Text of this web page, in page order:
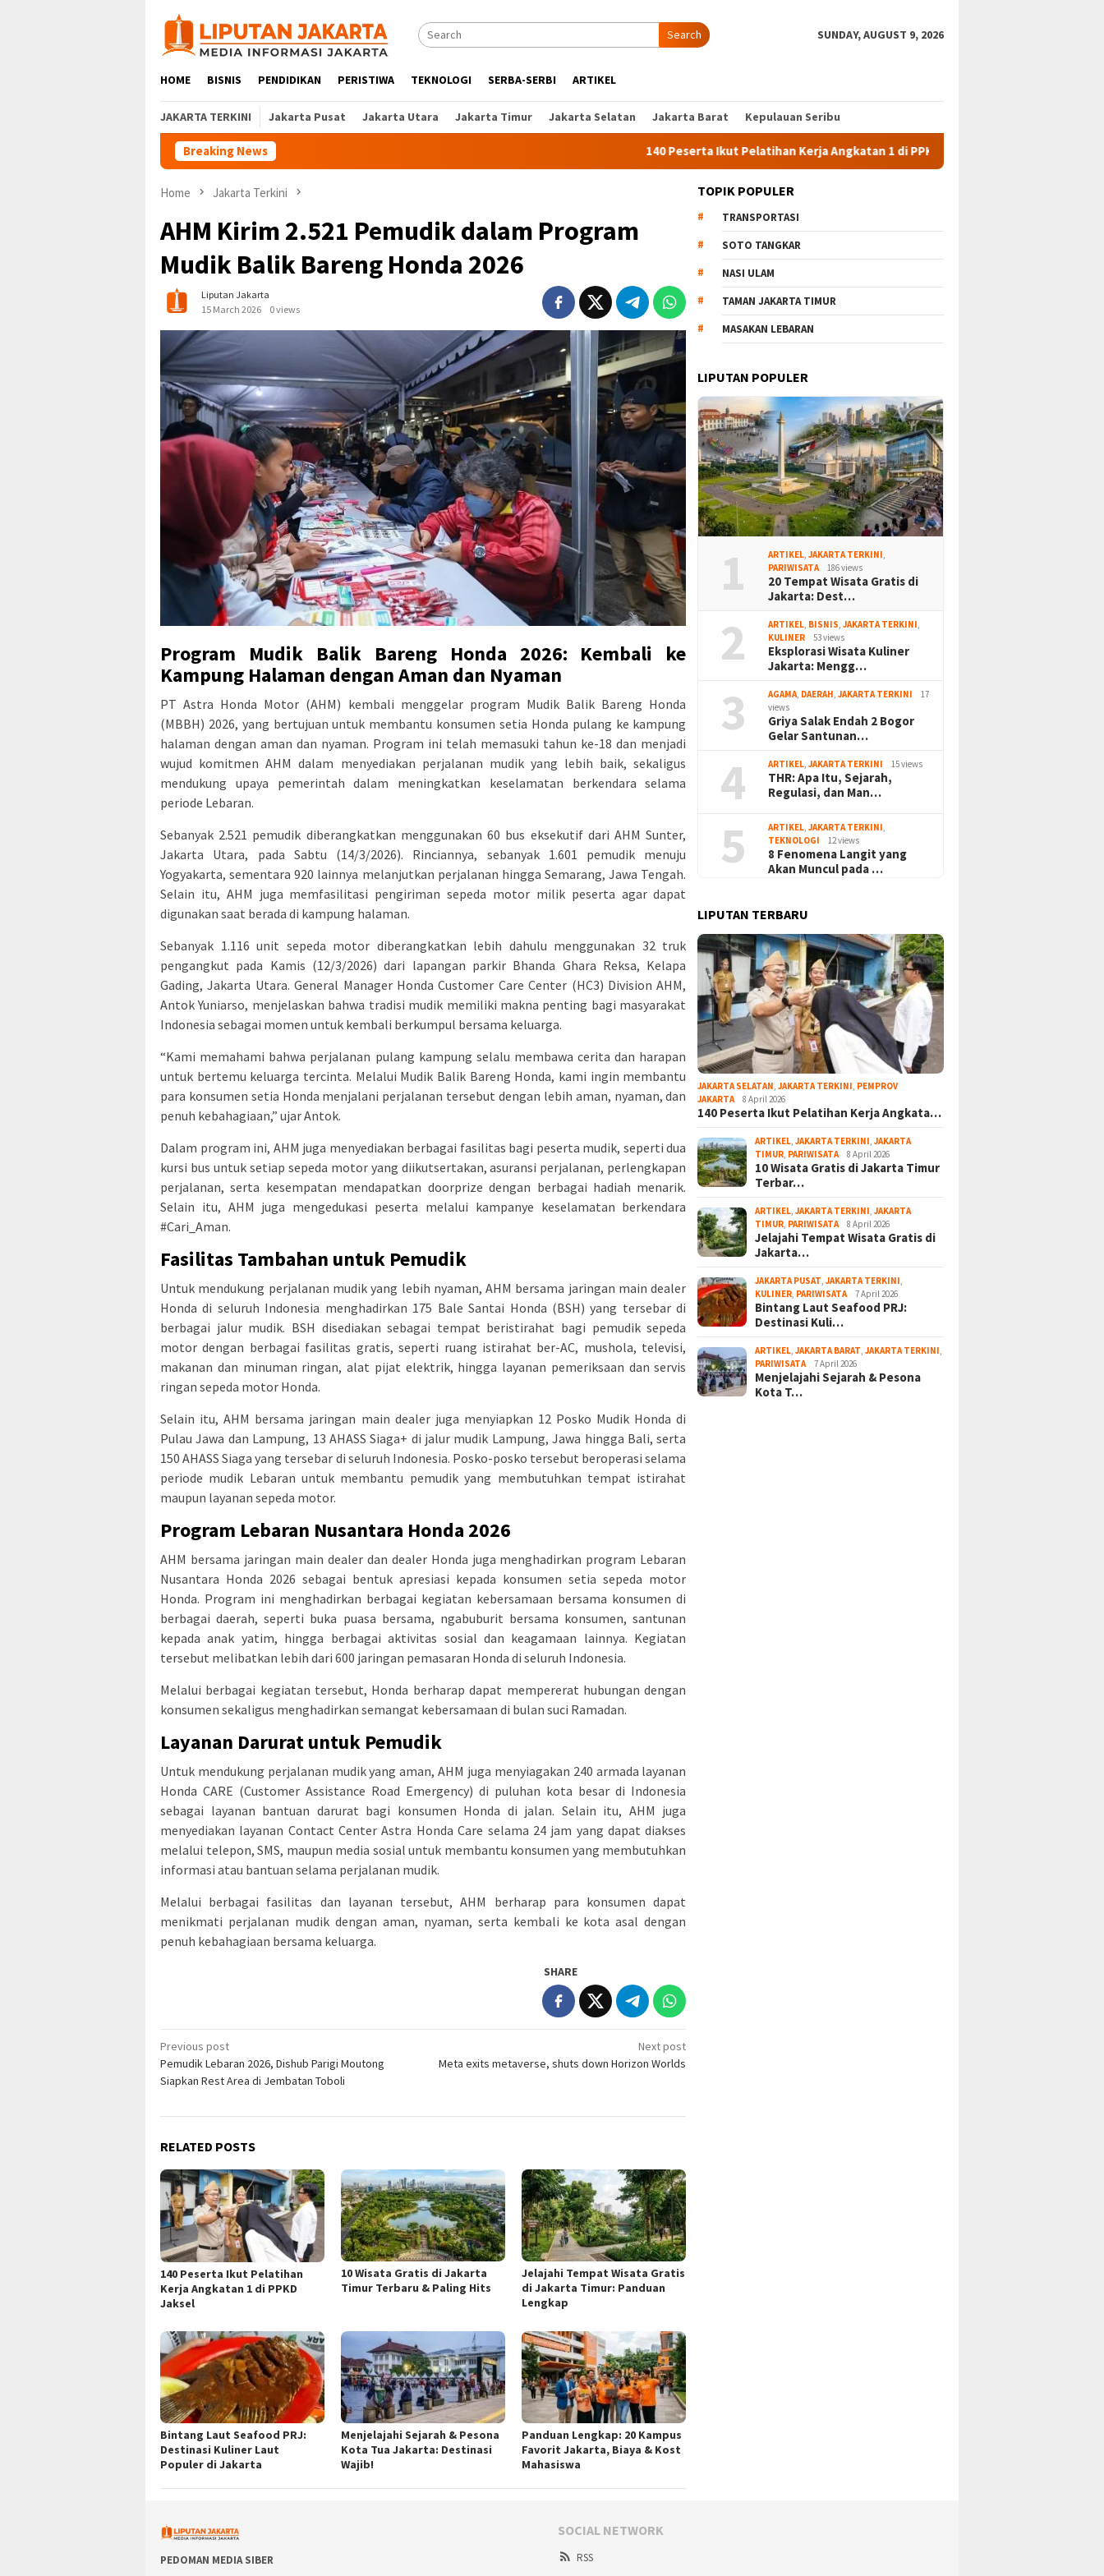
content
Search SUNDAY, AUGUST 9, 2026
HOME BISNIS PENDIDIKAN PERISTIWA TEKNOLOGI SERBA-SERBI ARTIKEL
JAKARTA TERKINI Jakarta Pusat Jakarta Utara Jakarta Timur Jakarta Selatan Jakarta Barat Kepulauan Seribu
Breaking News 140 Peserta Ikut Pelatihan Kerja Angkatan 1 di PPKD Jaksel
Home Jakarta Terkini
AHM Kirim 2.521 Pemudik dalam Program
Mudik Balik Bareng Honda 2026
Liputan Jakarta
15 March 2026
0 views
Program Mudik Balik Bareng Honda 2026: Kembali ke
Kampung Halaman dengan Aman dan Nyaman
PT Astra Honda Motor (AHM) kembali menggelar program Mudik Balik Bareng Honda
(MBBH) 2026, yang bertujuan untuk membantu konsumen setia Honda pulang ke kampung
halaman dengan aman dan nyaman. Program ini telah memasuki tahun ke-18 dan menjadi
wujud komitmen AHM dalam menyediakan perjalanan mudik yang lebih baik, sekaligus
mendukung upaya pemerintah dalam meningkatkan keselamatan berkendara selama
periode Lebaran.
Sebanyak 2.521 pemudik diberangkatkan menggunakan 60 bus eksekutif dari AHM Sunter,
Jakarta Utara, pada Sabtu (14/3/2026). Rinciannya, sebanyak 1.601 pemudik menuju
Yogyakarta, sementara 920 lainnya melanjutkan perjalanan hingga Semarang, Jawa Tengah.
Selain itu, AHM juga memfasilitasi pengiriman sepeda motor milik peserta agar dapat
digunakan saat berada di kampung halaman.
Sebanyak 1.116 unit sepeda motor diberangkatkan lebih dahulu menggunakan 32 truk
pengangkut pada Kamis (12/3/2026) dari lapangan parkir Bhanda Ghara Reksa, Kelapa
Gading, Jakarta Utara. General Manager Honda Customer Care Center (HC3) Division AHM,
Antok Yuniarso, menjelaskan bahwa tradisi mudik memiliki makna penting bagi masyarakat
Indonesia sebagai momen untuk kembali berkumpul bersama keluarga.
“Kami memahami bahwa perjalanan pulang kampung selalu membawa cerita dan harapan
untuk bertemu keluarga tercinta. Melalui Mudik Balik Bareng Honda, kami ingin membantu
para konsumen setia Honda menjalani perjalanan tersebut dengan lebih aman, nyaman, dan
penuh kebahagiaan,” ujar Antok.
Dalam program ini, AHM juga menyediakan berbagai fasilitas bagi peserta mudik, seperti dua
kursi bus untuk setiap sepeda motor yang diikutsertakan, asuransi perjalanan, perlengkapan
perjalanan, serta kesempatan mendapatkan doorprize dengan berbagai hadiah menarik.
Selain itu, AHM juga mengedukasi peserta melalui kampanye keselamatan berkendara
#Cari_Aman.
Fasilitas Tambahan untuk Pemudik
Untuk mendukung perjalanan mudik yang lebih nyaman, AHM bersama jaringan main dealer
Honda di seluruh Indonesia menghadirkan 175 Bale Santai Honda (BSH) yang tersebar di
berbagai jalur mudik. BSH disediakan sebagai tempat beristirahat bagi pemudik sepeda
motor dengan berbagai fasilitas gratis, seperti ruang istirahat ber-AC, mushola, televisi,
makanan dan minuman ringan, alat pijat elektrik, hingga layanan pemeriksaan dan servis
ringan sepeda motor Honda.
Selain itu, AHM bersama jaringan main dealer juga menyiapkan 12 Posko Mudik Honda di
Pulau Jawa dan Lampung, 13 AHASS Siaga+ di jalur mudik Lampung, Jawa hingga Bali, serta
150 AHASS Siaga yang tersebar di seluruh Indonesia. Posko-posko tersebut beroperasi selama
periode mudik Lebaran untuk membantu pemudik yang membutuhkan tempat istirahat
maupun layanan sepeda motor.
Program Lebaran Nusantara Honda 2026
AHM bersama jaringan main dealer dan dealer Honda juga menghadirkan program Lebaran
Nusantara Honda 2026 sebagai bentuk apresiasi kepada konsumen setia sepeda motor
Honda. Program ini menghadirkan berbagai kegiatan kebersamaan bersama konsumen di
berbagai daerah, seperti buka puasa bersama, ngabuburit bersama konsumen, santunan
kepada anak yatim, hingga berbagai aktivitas sosial dan keagamaan lainnya. Kegiatan
tersebut melibatkan lebih dari 600 jaringan pemasaran Honda di seluruh Indonesia.
Melalui berbagai kegiatan tersebut, Honda berharap dapat mempererat hubungan dengan
konsumen sekaligus menghadirkan semangat kebersamaan di bulan suci Ramadan.
Layanan Darurat untuk Pemudik
Untuk mendukung perjalanan mudik yang aman, AHM juga menyiagakan 240 armada layanan
Honda CARE (Customer Assistance Road Emergency) di puluhan kota besar di Indonesia
sebagai layanan bantuan darurat bagi konsumen Honda di jalan. Selain itu, AHM juga
menyediakan layanan Contact Center Astra Honda Care selama 24 jam yang dapat diakses
melalui telepon, SMS, maupun media sosial untuk membantu konsumen yang membutuhkan
informasi atau bantuan selama perjalanan mudik.
Melalui berbagai fasilitas dan layanan tersebut, AHM berharap para konsumen dapat
menikmati perjalanan mudik dengan aman, nyaman, serta kembali ke kota asal dengan
penuh kebahagiaan bersama keluarga.
SHARE
Post
navigation
Previous post
Pemudik Lebaran 2026, Dishub Parigi Moutong
Siapkan Rest Area di Jembatan Toboli
Next post
Meta exits metaverse, shuts down Horizon Worlds
RELATED POSTS
140 Peserta Ikut Pelatihan
Kerja Angkatan 1 di PPKD
Jaksel
10 Wisata Gratis di Jakarta
Timur Terbaru & Paling Hits
Jelajahi Tempat Wisata Gratis
di Jakarta Timur: Panduan
Lengkap
Bintang Laut Seafood PRJ:
Destinasi Kuliner Laut
Populer di Jakarta
Menjelajahi Sejarah & Pesona
Kota Tua Jakarta: Destinasi
Wajib!
Panduan Lengkap: 20 Kampus
Favorit Jakarta, Biaya & Kost
Mahasiswa
TOPIK POPULER
TRANSPORTASI
SOTO TANGKAR
NASI ULAM
TAMAN JAKARTA TIMUR
MASAKAN LEBARAN
LIPUTAN POPULER
1 ARTIKEL ,JAKARTA TERKINI
PARIWISATA
186 views
20 Tempat Wisata Gratis di
Jakarta: Dest…
2 ARTIKEL BISNIS ,JAKARTA TERKINI
KULINER
53 views
Eksplorasi Wisata Kuliner
Jakarta: Mengg…
3 AGAMA DAERAH ,JAKARTA TERKINI
17
views
Griya Salak Endah 2 Bogor
Gelar Santunan…
4 ARTIKEL ,JAKARTA TERKINI 15 views
THR: Apa Itu, Sejarah,
Regulasi, dan Man…
5 ARTIKEL ,JAKARTA TERKINI
TEKNOLOGI
12 views
8 Fenomena Langit yang
Akan Muncul pada …
LIPUTAN TERBARU
JAKARTA SELATAN ,JAKARTA TERKINI PEMPROV
JAKARTA
8 April 2026
140 Peserta Ikut Pelatihan Kerja Angkata…
ARTIKEL ,JAKARTA TERKINI ,JAKARTA
TIMUR PARIWISATA 8 April 2026
10 Wisata Gratis di Jakarta Timur
Terbar…
ARTIKEL ,JAKARTA TERKINI ,JAKARTA
TIMUR PARIWISATA 8 April 2026
Jelajahi Tempat Wisata Gratis di
Jakarta…
JAKARTA PUSAT ,JAKARTA TERKINI
KULINER PARIWISATA 7 April 2026
Bintang Laut Seafood PRJ:
Destinasi Kuli…
ARTIKEL ,JAKARTA BARAT ,JAKARTA TERKINI
PARIWISATA
7 April 2026
Menjelajahi Sejarah & Pesona
Kota T…
PEDOMAN MEDIA SIBER
SOCIAL NETWORK
RSS